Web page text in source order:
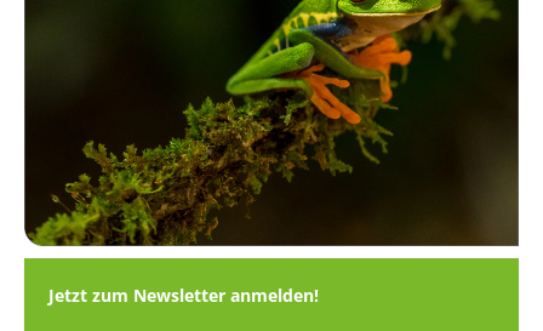
Jetzt zum Newsletter anmelden!